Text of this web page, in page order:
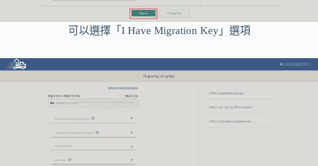
可以選擇「I Have Migration Key」選項